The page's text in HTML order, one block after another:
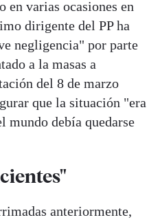
en varias ocasiones en
dirigente del PP ha
negligencia" por parte
a la masas a
del 8 de marzo
que la situación "era
mundo debía quedarse
anteriormente,